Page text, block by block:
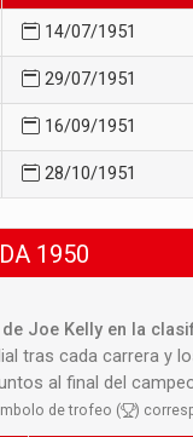
14/07/1951
29/07/1951
16/09/1951
28/10/1951
1950
Joe Kelly en la
tras cada carrera y
al final del
de trofeo ( )